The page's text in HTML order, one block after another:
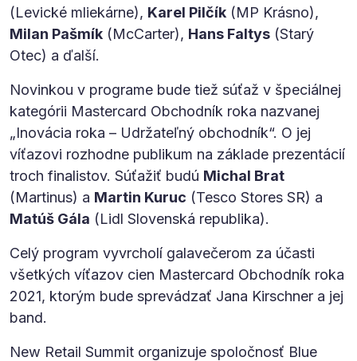
(Levické mliekárne), Karel Pilčík (MP Krásno),
Milan Pašmík (McCarter), Hans Faltys (Starý
Otec) a ďalší.
Novinkou v programe bude tiež súťaž v špeciálnej
kategórii Mastercard Obchodník roka nazvanej
„Inovácia roka – Udržateľný obchodník“. O jej
víťazovi rozhodne publikum na základe prezentácií
troch finalistov. Súťažiť budú Michal Brat
(Martinus) a Martin Kuruc (Tesco Stores SR) a
Matúš Gála (Lidl Slovenská republika).
Celý program vyvrcholí galavečerom za účasti
všetkých víťazov cien Mastercard Obchodník roka
2021, ktorým bude sprevádzať Jana Kirschner a jej
band.
New Retail Summit organizuje spoločnosť Blue